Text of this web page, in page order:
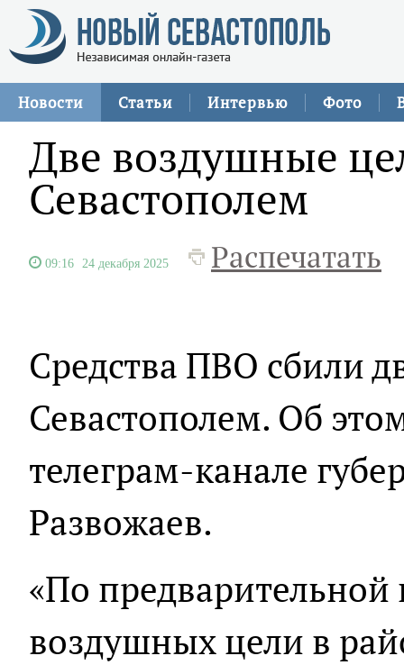
Новости Статьи Интервью Фото
Две воздушные
Севастополем
09:16 24 декабря 2025 Распечатать
Средства ПВО сбили
Севастополем. Об
телеграм-канале
Развожаев.
«По
воздушных цели в